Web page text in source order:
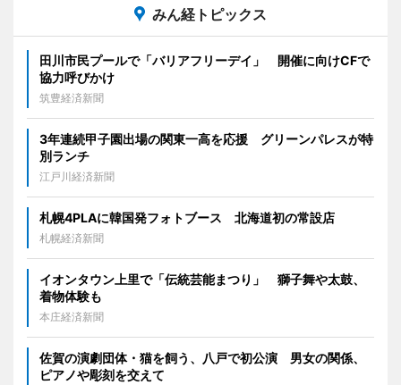
みん経トピックス
田川市民プールで「バリアフリーデイ」 開催に向けCFで
協力呼びかけ
筑豊経済新聞
3年連続甲子園出場の関東一高を応援 グリーンパレスが特
別ランチ
江戸川経済新聞
札幌4PLAに韓国発フォトブース 北海道初の常設店
札幌経済新聞
イオンタウン上里で「伝統芸能まつり」 獅子舞や太鼓、
着物体験も
本庄経済新聞
佐賀の演劇団体・猫を飼う、八戸で初公演 男女の関係、
ピアノや彫刻を交えて